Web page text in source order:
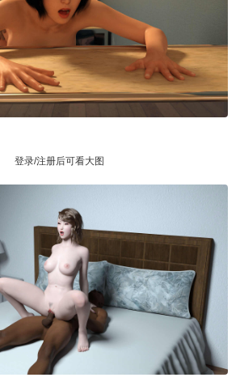
登录/注册后可看大图